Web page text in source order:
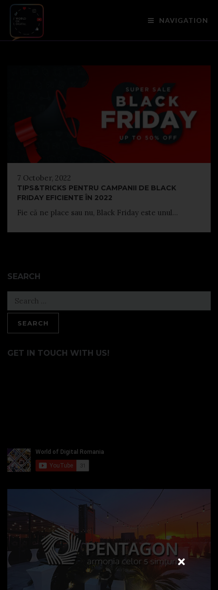
NAVIGATION
7 October, 2022
TIPS&TRICKS PENTRU CAMPANII DE BLACK
FRIDAY EFICIENTE ÎN 2022
Fie că ne place sau nu, Black Friday este unul...
SEARCH
for:
GET IN TOUCH WITH US!